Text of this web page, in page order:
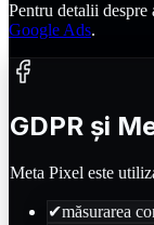
Pentru detalii despre
Google Ads.
GDPR și
Meta Pixel este
✔măsurarea